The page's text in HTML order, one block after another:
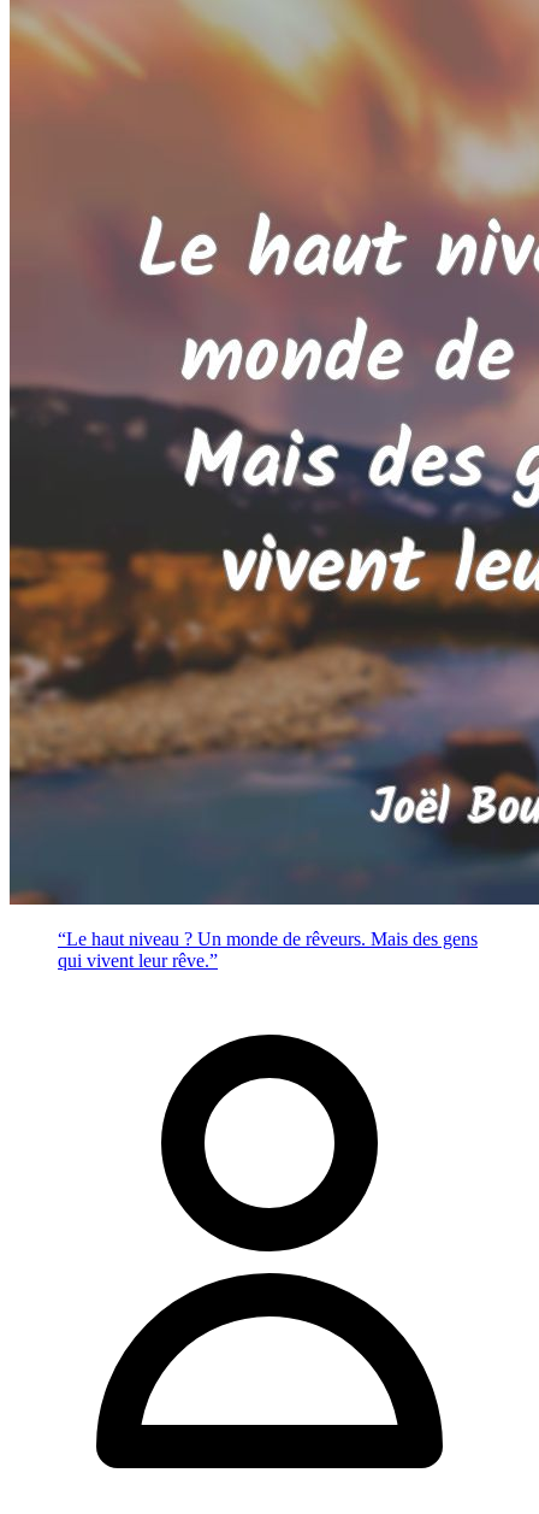
“Le haut niveau ? Un monde de rêveurs. Mais des gens
qui vivent leur rêve.”